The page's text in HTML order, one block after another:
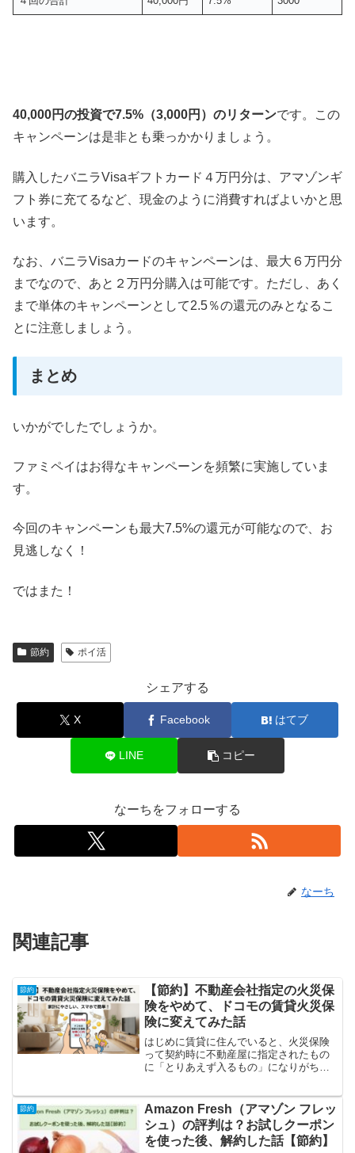
40,000円の投資で7.5%（3,000円）のリターンです。この
キャンペーンは是非とも乗っかかりましょう。
購入したバニラVisaギフトカード４万円分は、アマゾンギ
フト券に充てるなど、現金のように消費すればよいかと思
います。
なお、バニラVisaカードのキャンペーンは、最大６万円分
までなので、あと２万円分購入は可能です。ただし、あく
まで単体のキャンペーンとして2.5％の還元のみとなるこ
とに注意しましょう。
まとめ
いかがでしたでしょうか。
ファミペイはお得なキャンペーンを頻繁に実施していま
す。
今回のキャンペーンも最大7.5%の還元が可能なので、お
見逃しなく！
ではまた！
節約 ポイ活
シェアする
X Facebook はてブ
LINE コピー
なーちをフォローする
なーち
関連記事
節約
【節約】不動産会社指定の火災保
険をやめて、ドコモの賃貸火災保
険に変えてみた話
はじめに賃貸に住んでいると、火災保険
って契約時に不動産屋に指定されたもの
に「とりあえず入るもの」になりがちで
されている内容で良いのか、また、他の
保険との違いはよく分かっ...
節約
Amazon Fresh（アマゾン フレッ
シュ）の評判は？お試しクーポン
を使った後、解約した話【節約】